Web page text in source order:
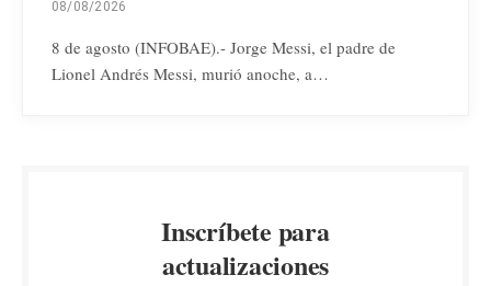
08/08/2026
8 de agosto (INFOBAE).- Jorge Messi, el padre de
Lionel Andrés Messi, murió anoche, a…
Inscríbete para
actualizaciones